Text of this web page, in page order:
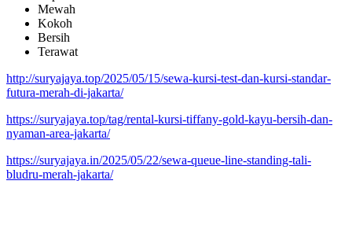
Mewah
Kokoh
Bersih
Terawat
http://suryajaya.top/2025/05/15/sewa-kursi-test-dan-kursi-standar-
futura-merah-di-jakarta/
https://suryajaya.top/tag/rental-kursi-tiffany-gold-kayu-bersih-dan-
nyaman-area-jakarta/
https://suryajaya.in/2025/05/22/sewa-queue-line-standing-tali-
bludru-merah-jakarta/